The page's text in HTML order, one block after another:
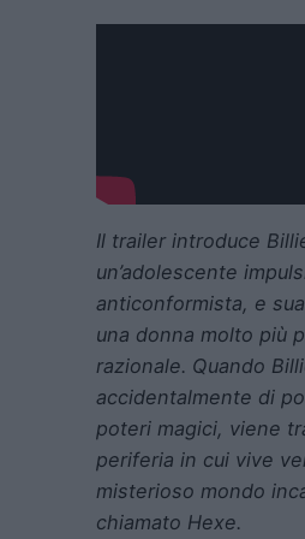
Il trailer introduce
un’adolescente
anticonformista, e
una donna molto più
razionale. Quando
accidentalmente di
poteri magici, viene
periferia in cui vive
misterioso mondo
chiamato Hexe.